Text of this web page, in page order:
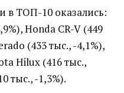
в ТОП-10 оказались:
Honda CR-V (449
(433 тыс., -4,1%),
Hilux (416 тыс.,
тыс., -1,3%).